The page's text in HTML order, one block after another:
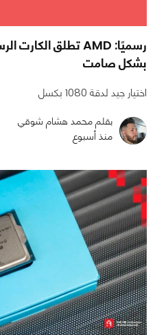
بشكل صامت
اختيار جيد لدقة 1080 بكسل
بقلم محمد هشام شوقي
منذ أسبوع